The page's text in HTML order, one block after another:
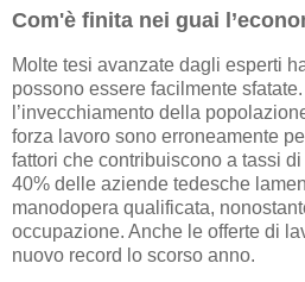
Com'è finita nei guai
Molte tesi avanzate dagli esperti
possono essere facilmente
l’invecchiamento della
forza lavoro sono erroneamente
fattori che contribuiscono a tassi
40% delle aziende tedesche
manodopera qualificata,
occupazione. Anche le offerte di
nuovo record lo scorso anno.